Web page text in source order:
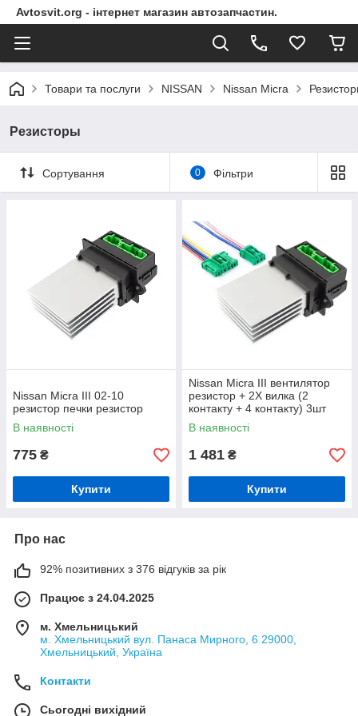
Avtosvit.org - інтернет магазин автозапчастин.
Товари та послуги NISSAN Nissan Micra
Резисторы
Сортування 0 Фільтри
Nissan Micra III 02-10
резистор печки резистор
В наявності
775 ₴
Купити
Nissan Micra III вентилятор
резистор + 2X вилка (2
контакту + 4 контакту) 3шт
комплектект, арт. DA-18992
В наявності
1 481 ₴
Купити
Про нас
92% позитивних з 376 відгуків за рік
Працює з 24.04.2025
м. Хмельницький
м. Хмельницький вул. Панаса Мирного, 6 29000,
Хмельницький, Україна
Контакти
Сьогодні вихідний